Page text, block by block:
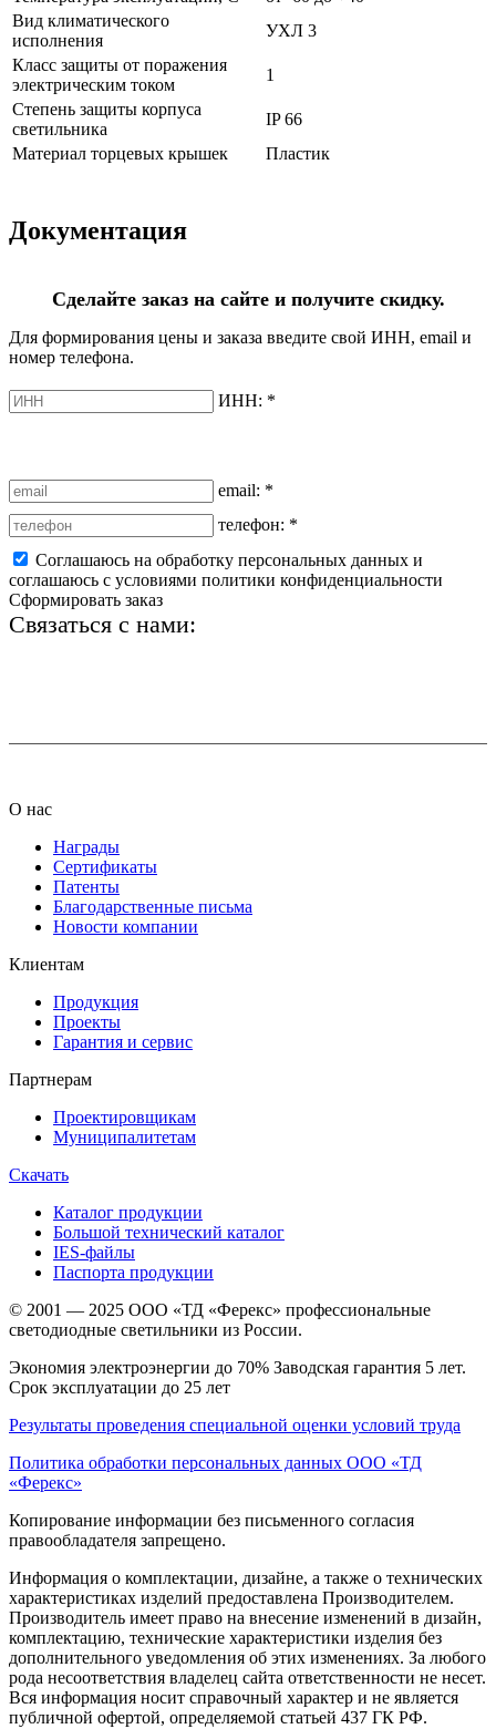
Вид климатического
исполнения
УХЛ 3
Класс защиты от поражения
электрическим током
1
Степень защиты корпуса
светильника
IP 66
Материал торцевых крышек
Пластик
Документация
Сделайте заказ на сайте и получите скидку.
Для формирования цены и заказа введите свой ИНН, email и
номер телефона.
ИНН: *
email: *
телефон: *
Соглашаюсь на обработку персональных данных и
соглашаюсь с условиями политики конфиденциальности
Сформировать заказ
Связаться с нами:
О нас
Награды
Сертификаты
Патенты
Благодарственные письма
Новости компании
Клиентам
Продукция
Проекты
Гарантия и сервис
Партнерам
Проектировщикам
Муниципалитетам
Скачать
Каталог продукции
Большой технический каталог
IES-файлы
Паспорта продукции
© 2001 — 2025 ООО «ТД «Ферекс» профессиональные
светодиодные светильники из России.
Экономия электроэнергии до 70% Заводская гарантия 5 лет.
Срок эксплуатации до 25 лет
Результаты проведения специальной оценки условий труда
Политика обработки персональных данных ООО «ТД
«Ферекс»
Копирование информации без письменного согласия
правообладателя запрещено.
Информация о комплектации, дизайне, а также о технических
характеристиках изделий предоставлена Производителем.
Производитель имеет право на внесение изменений в дизайн,
комплектацию, технические характеристики изделия без
дополнительного уведомления об этих изменениях. За любого
рода несоответствия владелец сайта ответственности не несет.
Вся информация носит справочный характер и не является
публичной офертой, определяемой статьей 437 ГК РФ.